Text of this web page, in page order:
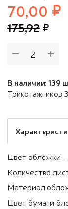
70,00
175,92
В наличии: 139
Трикотажников
Цвет обложки
Количество
Материал
Цвет бумаги